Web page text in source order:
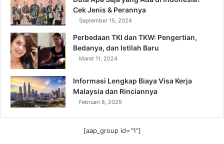
Cek Jenis & Perannya
September 15, 2024
Perbedaan TKI dan TKW: Pengertian,
Bedanya, dan Istilah Baru
Maret 11, 2024
Informasi Lengkap Biaya Visa Kerja
Malaysia dan Rinciannya
Februari 8, 2025
[aap_group id="1"]